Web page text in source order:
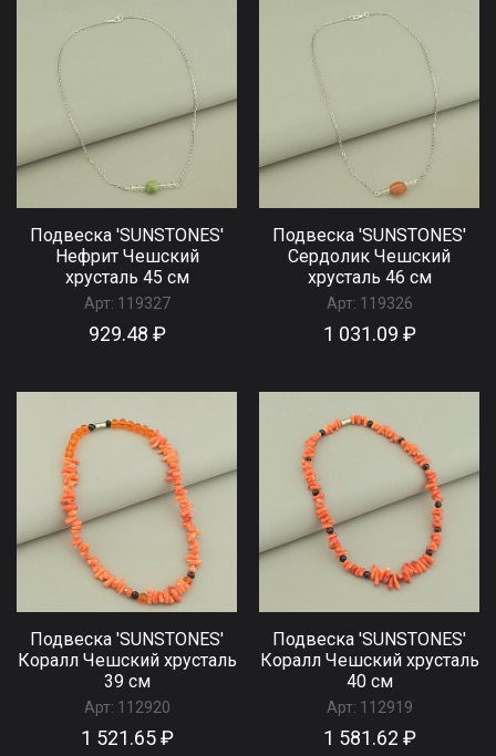
Подвеска 'SUNSTONES'
Нефрит Чешский
хрусталь 45 см
Арт: 119327
929.48 ₽
Подвеска 'SUNSTONES'
Сердолик Чешский
хрусталь 46 см
Арт: 119326
1 031.09 ₽
Подвеска 'SUNSTONES'
Коралл Чешский хрусталь
39 см
Арт: 112920
1 521.65 ₽
Подвеска 'SUNSTONES'
Коралл Чешский хрусталь
40 см
Арт: 112919
1 581.62 ₽